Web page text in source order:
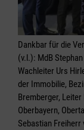
Dankbar für die
(v.l.): MdB
Wachleiter Urs
der Immobilie,
Bremberger,
Oberbayern,
Sebastian